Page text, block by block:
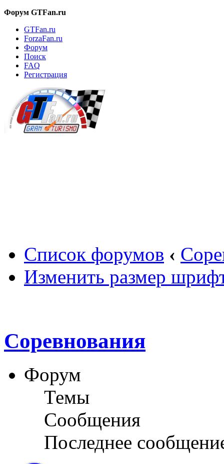
Форум GTFan.ru
GTFan.ru
ForzaFan.ru
Форум
Поиск
FAQ
Регистрация
Список форумов ‹
Изменить размер
Соревнования
Форум
Темы
Сообщения
Последнее